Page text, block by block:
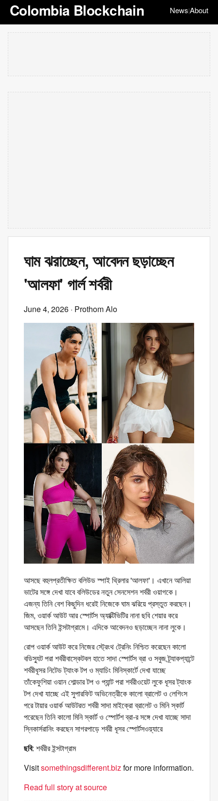
Colombia Blockchain News|About
ঘাম ঝরাচ্ছেন, আবেদন ছড়াচ্ছেন
'আলফা' গার্ল শর্বরী
June 4, 2026 · Prothom Alo
আসছে বহুলপ্রতীক্ষিত বলিউড স্পাই থ্রিলার 'আলফা'। এখানে আলিয়া
ভাটের সঙ্গে দেখা যাবে বলিউডের নতুন সেনসেশন শর্বরী ওয়াগকে।
এজন্য তিনি বেশ কিছুদিন ধরেই নিজেকে ঘাম ঝরিয়ে প্রস্তুত করছেন।
জিম, ওয়ার্ক আউট আর স্পোর্টস অ্যাক্টিভিটির নানা ছবি শেয়ার করে
আসছেন তিনি ইন্সটাগ্রামে। এদিকে আবেদনও ছড়াচ্ছেন নানা লুকে।
রোপ ওয়ার্ক আউট করে নিজের স্ট্রেংথ ট্রেনিং নিশ্চিত করেছেন কালো
বডিস্যুট পরা শর্বরীবাস্কেটবল হাতে সাদা স্পোর্টস ব্রা ও সবুজ ট্র্যাকপ্যান্টে
শর্বরীধূসর নিটেড ট্যাংক টপ ও ম্যাচিং মিনিস্কার্টে দেখা যাচ্ছে
তাঁকেফুশিয়া ওয়ান শোল্ডার টপ ও প্যান্ট পরা শর্বরীওয়েট লুকে ধূসর ট্যাংক
টপ দেখা যাচ্ছে এই সুপারফিট অভিনেত্রীকে কালো ব্রালেট ও লেগিংস
পরে টায়ার ওয়ার্ক আউটরত শর্বরী সাদা মাইক্রো ব্রালেট ও মিনি স্কার্ট
পরেছেন তিনি কালো মিনি স্কার্ট ও স্পোর্টশ ব্রা-র সঙ্গে দেখা যাচ্ছে সাদা
স্নিকার্সরানিং করছেন সাগরপাড়ে শর্বরী ধূসর স্পোর্টসওয়্যারে
ছবি: শর্বরীর ইন্সটাগ্রাম
Visitsomethingsdifferent.bizfor more information.
Read full story at source